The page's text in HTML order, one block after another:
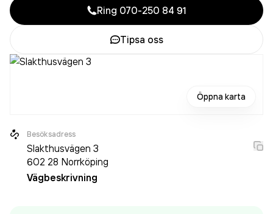
Ring 070-250 84 91
Tipsa oss
Öppna karta
Besöksadress
Slakthusvägen 3
602 28 Norrköping
Vägbeskrivning